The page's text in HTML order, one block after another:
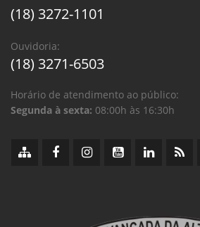
(18) 3272-1101
Ouvidoria:
(18) 3271-6503
Horário de atendimento ao público:
Segunda à sexta: 08:00h às 16:30h